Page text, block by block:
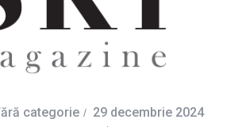
categorie 29 decembrie 2024